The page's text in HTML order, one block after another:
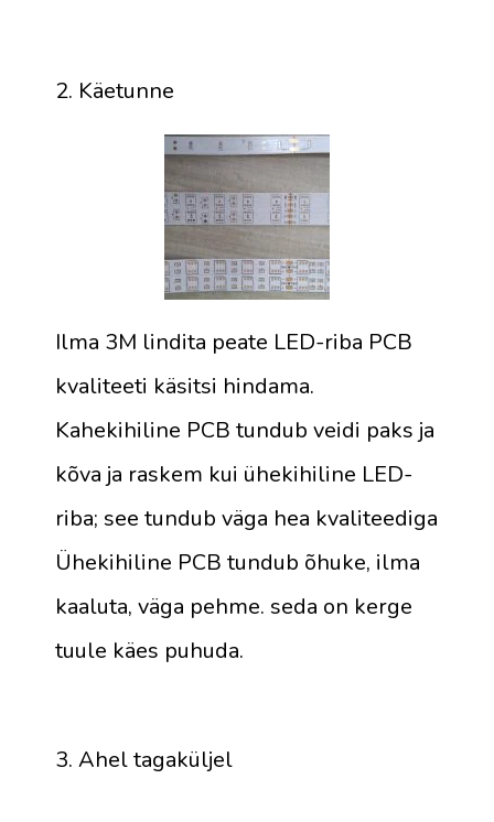
2. Käetunne
Ilma 3M lindita peate LED-riba PCB
kvaliteeti käsitsi hindama.
Kahekihiline PCB tundub veidi paks ja
kõva ja raskem kui ühekihiline LED-
riba; see tundub väga hea kvaliteediga
Ühekihiline PCB tundub õhuke, ilma
kaaluta, väga pehme. seda on kerge
tuule käes puhuda.
3. Ahel tagaküljel